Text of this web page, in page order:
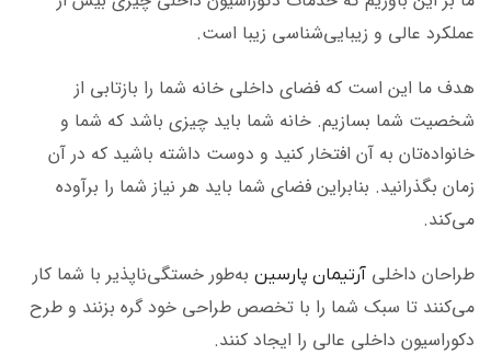
عملکرد عالی و زیبایی‌شناسی زیبا است.
هدف ما این است که فضای داخلی خانه شما را بازتابی از
شخصیت شما بسازیم. خانه شما باید چیزی باشد که شما و
خانواده‌تان به آن افتخار کنید و دوست داشته باشید که در آن
زمان بگذرانید. بنابراین فضای شما باید هر نیاز شما را برآوده
می‌‌کند.
طراحان داخلی آرتیمان پارسین به‌طور خستگی‌ناپذیر با شما کار
می‌‌کنند تا سبک شما را با تخصص طراحی خود گره بزنند و طرح
دکوراسیون داخلی عالی را ایجاد کنند.